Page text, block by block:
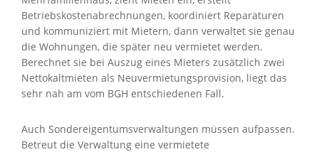
Betriebskostenabrechnungen, koordiniert Reparaturen
und kommuniziert mit Mietern, dann verwaltet sie genau
die Wohnungen, die später neu vermietet werden.
Berechnet sie bei Auszug eines Mieters zusätzlich zwei
Nettokaltmieten als Neuvermietungsprovision, liegt das
sehr nah am vom BGH entschiedenen Fall.
Auch Sondereigentumsverwaltungen müssen aufpassen.
Betreut die Verwaltung eine vermietete